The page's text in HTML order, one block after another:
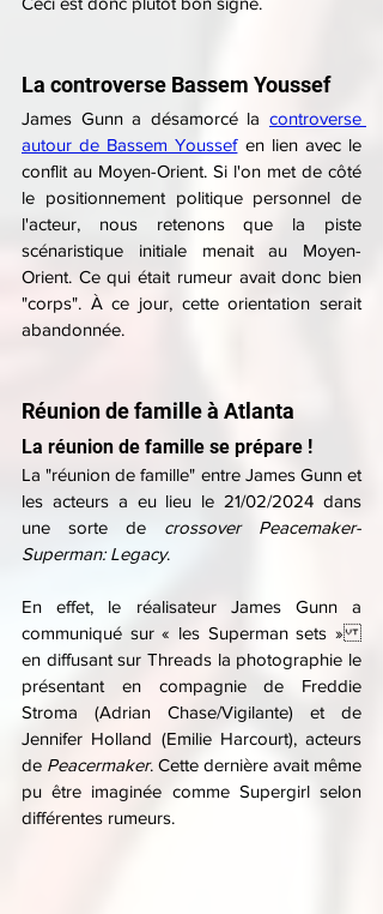
La controverse Bassem Youssef
James Gunn a désamorcé la controverse
autour de Bassem Youssef en lien avec le
conflit au Moyen-Orient. Si l'on met de côté
le positionnement politique personnel de
l'acteur, nous retenons que la piste
scénaristique initiale menait au Moyen-
Orient. Ce qui était rumeur avait donc bien
"corps". À ce jour, cette orientation serait
abandonnée.
Réunion de famille à Atlanta
La réunion de famille se prépare !
La "réunion de famille" entre James Gunn et
les acteurs a eu lieu le 21/02/2024 dans
une sorte de crossover Peacemaker-
Superman: Legacy.
En effet, le réalisateur James Gunn a
communiqué sur « les Superman sets »
en diffusant sur Threads la photographie le
présentant en compagnie de Freddie
Stroma (Adrian Chase/Vigilante) et de
Jennifer Holland (Emilie Harcourt), acteurs
de Peacermaker. Cette dernière avait même
pu être imaginée comme Supergirl selon
différentes rumeurs.